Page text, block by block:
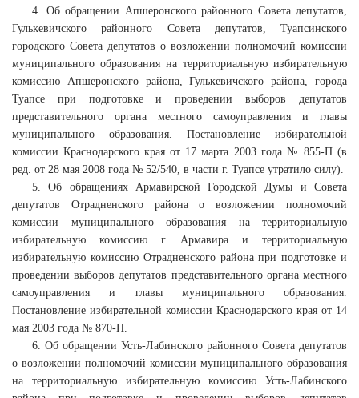
4. Об обращении Апшеронского районного Совета депутатов,
Гулькевичского районного Совета депутатов, Туапсинского
городского Совета депутатов о возложении полномочий комиссии
муниципального образования на территориальную избирательную
комиссию Апшеронского района, Гулькевичского района, города
Туапсе при подготовке и проведении выборов депутатов
представительного органа местного самоуправления и главы
муниципального образования. Постановление избирательной
комиссии Краснодарского края от 17 марта 2003 года № 855-П (в
ред. от 28 мая 2008 года № 52/540, в части г. Туапсе утратило силу).
5. Об обращениях Армавирской Городской Думы и Совета
депутатов Отрадненского района о возложении полномочий
комиссии муниципального образования на территориальную
избирательную комиссию г. Армавира и территориальную
избирательную комиссию Отрадненского района при подготовке и
проведении выборов депутатов представительного органа местного
самоуправления и главы муниципального образования.
Постановление избирательной комиссии Краснодарского края от 14
мая 2003 года № 870-П.
6. Об обращении Усть-Лабинского районного Совета депутатов
о возложении полномочий комиссии муниципального образования
на территориальную избирательную комиссию Усть-Лабинского